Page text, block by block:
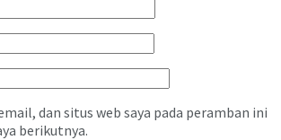
dan situs web saya pada peramban ini
berikutnya.